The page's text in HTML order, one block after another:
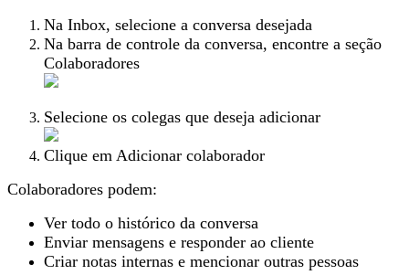
Na Inbox, selecione a conversa desejada
Na barra de controle da conversa, encontre a seção
Colaboradores
Selecione os colegas que deseja adicionar
Clique em Adicionar colaborador
Colaboradores podem:
Ver todo o histórico da conversa
Enviar mensagens e responder ao cliente
Criar notas internas e mencionar outras pessoas